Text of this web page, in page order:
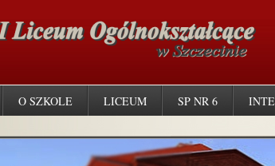
O SZKOLE LICEUM SP NR 6